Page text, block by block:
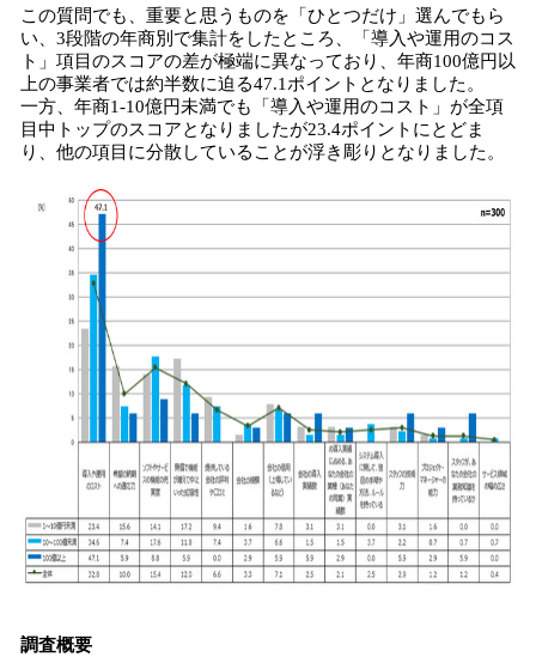
この質問でも、重要と思うものを「ひとつだけ」選んでもら
い、3段階の年商別で集計をしたところ、「導入や運用のコス
ト」項目のスコアの差が極端に異なっており、年商100億円以
上の事業者では約半数に迫る47.1ポイントとなりました。
一方、年商1-10億円未満でも「導入や運用のコスト」が全項
目中トップのスコアとなりましたが23.4ポイントにとどま
り、他の項目に分散していることが浮き彫りとなりました。
調査概要